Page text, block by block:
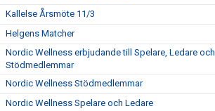
Kallelse Årsmöte 11/3
Helgens Matcher
Nordic Wellness erbjudande till Spelare, Ledare och
Stödmedlemmar
Nordic Wellness Stödmedlemmar
Nordic Wellness Spelare och Ledare